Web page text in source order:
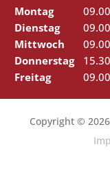
Montag
Dienstag
Mittwoch
Donnerstag
Freitag
Copyright ©